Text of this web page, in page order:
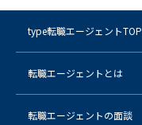
type転職エージェントTOP
転職エージェントとは
転職エージェントの面談